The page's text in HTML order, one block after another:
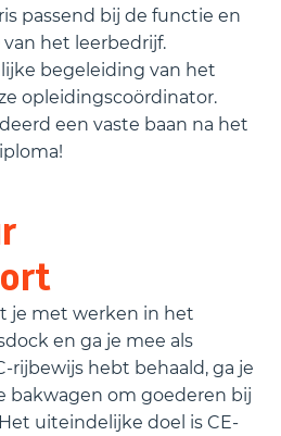
passend bij de functie en
het leerbedrijf.
begeleiding van het
opleidingscoördinator.
een vaste baan na het
je met werken in het
en ga je mee als
rijbewijs hebt behaald, ga je
bakwagen om goederen bij
uiteindelijke doel is CE-